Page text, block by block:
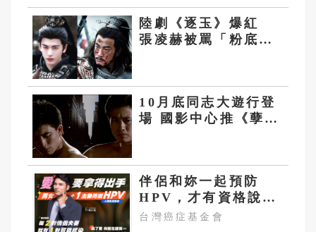
陸劇《逐玉》爆紅
張凌赫被罵「粉底液
10月底同志大遊行登
場 國影中心推《孽
伴侶和妳一起預防
HPV，才有資格說愛
妳！
台灣癌症基金會